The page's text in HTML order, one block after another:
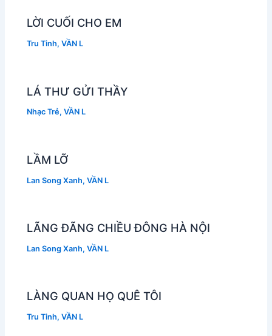
LỜI CUỐI CHO EM
Tru Tinh,VẦN L
LÁ THƯ GỬI THẦY
Nhạc Trẻ,VẦN L
LẦM LỠ
Lan Song Xanh,VẦN L
LÃNG ĐÃNG CHIỀU ĐÔNG HÀ NỘI
Lan Song Xanh,VẦN L
LÀNG QUAN HỌ QUÊ TÔI
Tru Tinh,VẦN L